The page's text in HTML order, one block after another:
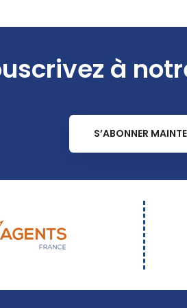
à
S’ABONNER